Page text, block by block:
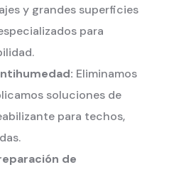
y grandes superficies
para
Eliminamos
soluciones de
para techos,
de